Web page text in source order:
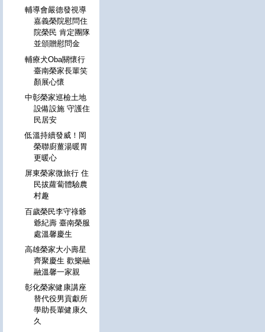
輔導會嚴德發視導
嘉義榮院慰問住
院榮民 肯定團隊
並頒贈慰問金
輔療犬Oba關懷行
臺南榮家長輩笑
顏展心懷
中彰榮家巡檢土地
設備設施 守護住
民居安
低溫持續發威！岡
榮聯廚薑湯暖胃
更暖心
屏東榮家微旅行 住
民拔蘿蔔體驗農
村趣
百歲榮民李守祿爺
爺紀壽 臺南榮服
處溫馨慶生
高雄榮家大小壽星
齊聚慶生 歡樂融
融溫馨一家親
彰化榮家健康講座
替代役男貢獻所
學助長輩健康久
久